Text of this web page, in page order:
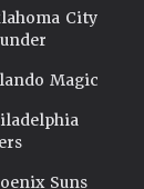
City
Magic
Suns